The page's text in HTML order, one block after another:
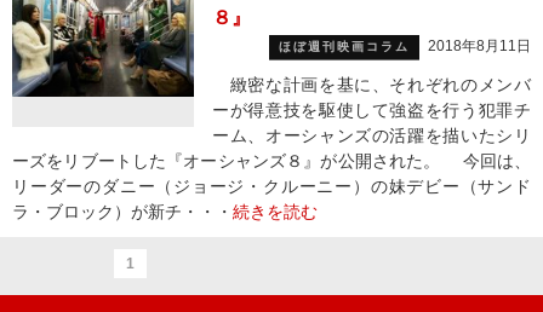
８』
ほぼ週刊映画コラム 2018年8月11日
緻密な計画を基に、それぞれのメンバ
ーが得意技を駆使して強盗を行う犯罪チ
ーム、オーシャンズの活躍を描いたシリ
ーズをリブートした『オーシャンズ８』が公開された。 今回は、
リーダーのダニー（ジョージ・クルーニー）の妹デビー（サンド
ラ・ブロック）が新チ・・・ 続きを読む
1